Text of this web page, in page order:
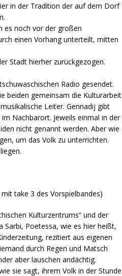
in der Tradition der auf dem Dorf
es noch vor der großen
einen Vorhang unterteilt, mitten
Stadt hierher zurückgezogen.
Radio gesendet.
beiden gemeinsam die Kulturarbeit
Leiter. Gennadij gibt
Nachbarort. Jeweils einmal in der
nicht genannt werden. Aber wie
um das Volk zu unterrichten.
take 3 des Vorspielbandes)
Kulturzentrums“ und der
Sarbi, Poetessa, wie es hier heißt,
rezitiert aus eigenen
durch Regen und Matsch
aber lauschen andächtig.
sie sagt, ihrem Volk in der Stunde